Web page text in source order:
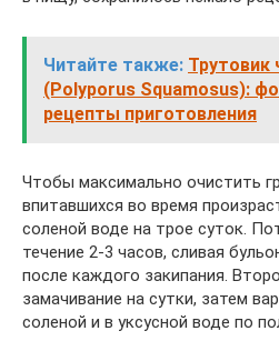
Читайте также: Трутовик
(Polyporus Squamosus):
рецепты приготовления
Чтобы максимально очистить
впитавшихся во время
соленой воде на трое суток.
течение 2-3 часов, сливая
после каждого закипания.
замачивание на сутки, затем
соленой и в уксусной воде по